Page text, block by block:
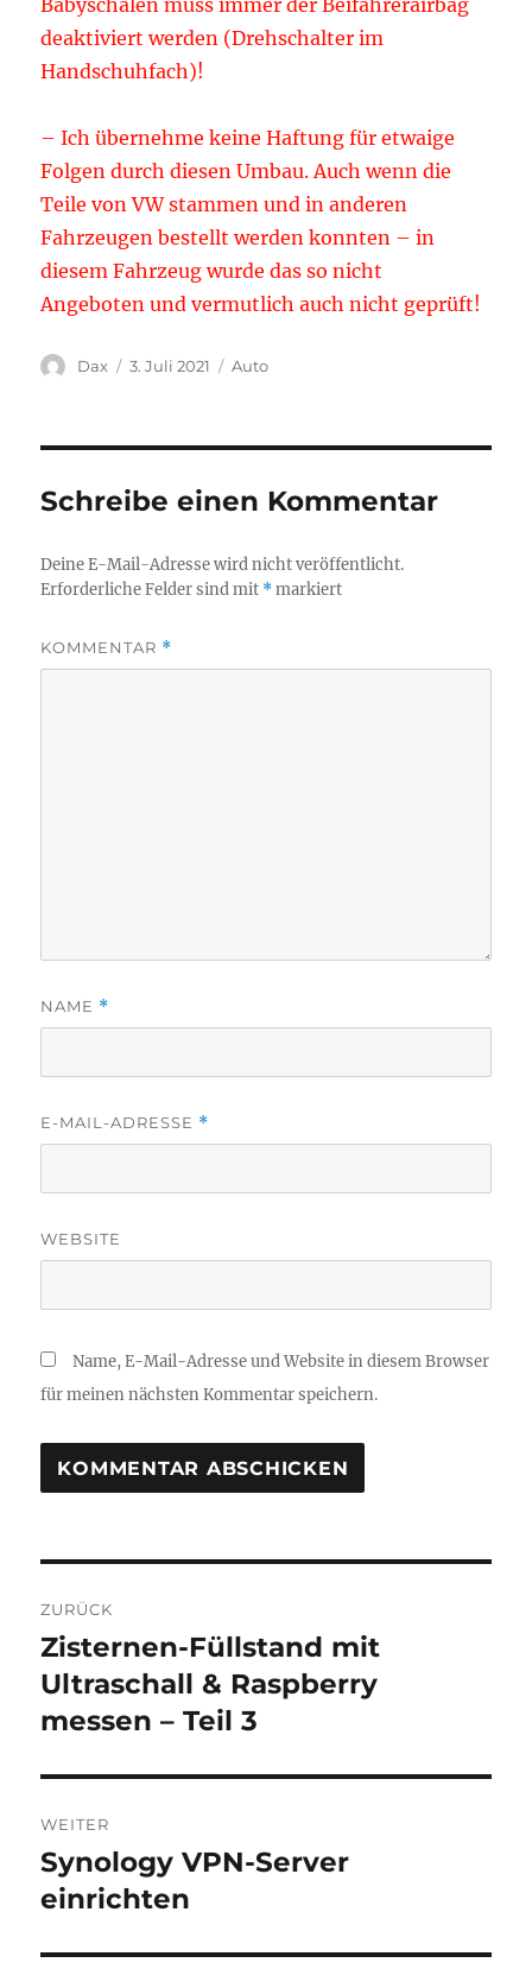
Babyschalen muss immer der Beifahrerairbag
deaktiviert werden (Drehschalter im
Handschuhfach)!
– Ich übernehme keine Haftung für etwaige
Folgen durch diesen Umbau. Auch wenn die
Teile von VW stammen und in anderen
Fahrzeugen bestellt werden konnten – in
diesem Fahrzeug wurde das so nicht
Angeboten und vermutlich auch nicht geprüft!
Autor
Dax
Veröffentlicht
3. Juli 2021 Kategorien
Auto
Schreibe einen Kommentar
Deine E-Mail-Adresse wird nicht veröffentlicht.
Erforderliche Felder sind mit *markiert
KOMMENTAR *
NAME *
E-MAIL-ADRESSE *
WEBSITE
Name, E-Mail-Adresse und Website in diesem Browser
für meinen nächsten Kommentar speichern.
ZURÜCK
Vorheriger
Beitrag:
Zisternen-Füllstand mit
Ultraschall & Raspberry
messen – Teil 3
WEITER
Nächster
Beitrag:
Synology VPN-Server
einrichten